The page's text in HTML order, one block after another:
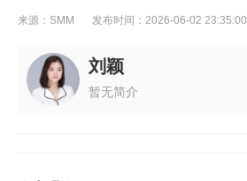
来源： SMM 发布时间： 2026-06-02 23:35:00
刘颖
暂无简介